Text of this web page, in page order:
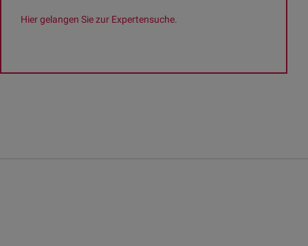
Hier gelangen Sie zur Expertensuche.